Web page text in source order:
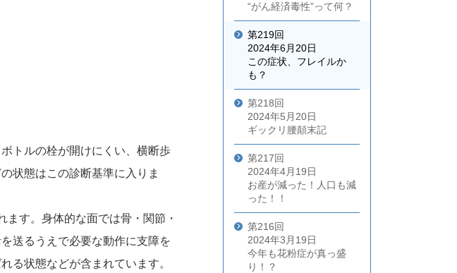
トルの栓が開けにくい、横断歩
状態はこの診断基準に入りま
す。身体的な面では骨・関節・
送るうえで必要な動作に支障を
る状態などが含まれています。
“がん経済毒性”って何？
第219回
2024年6月20日
この症状、フレイルか
も？
第218回
2024年5月20日
ギックリ腰顛末記
第217回
2024年4月19日
お産が減った！人口も減
った！！
第216回
2024年3月19日
今年も花粉症が真っ盛
り！？